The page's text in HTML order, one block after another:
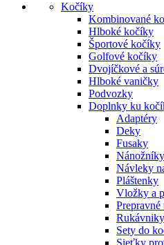
Kočíky
Kombinované
Hlboké kočíky
Športové kočíky
Golfové kočíky
Dvojíčkové a
Hlboké vaničky
Podvozky
Doplnky ku
Adaptéry
Deky
Fusaky
Nánožníky
Návleky
Pláštenky
Vložky a
Prepravné
Sety do
Sieťky